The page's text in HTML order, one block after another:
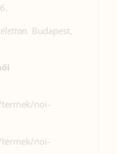
Budapest,
noi-
noi-